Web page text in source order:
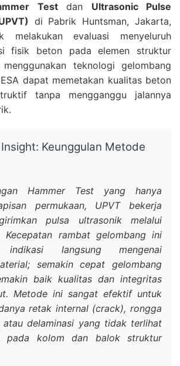
Testdan Ultrasonic Pulse
di Pabrik Huntsman, Jakarta,
melakukan evaluasi menyeluruh
fisik beton pada elemen struktur
teknologi gelombang
dapat memetakan kualitas beton
tanpa mengganggu jalannya
Keunggulan Metode
Hammer Test yang hanya
permukaan, UPVT bekerja
pulsa ultrasonik melalui
Kecepatan rambat gelombang ini
indikasi langsung mengenai
semakin cepat gelombang
baik kualitas dan integritas
Metode ini sangat efektif untuk
retak internal (crack), rongga
atau delaminasi yang tidak terlihat
pada kolom dan balok struktur